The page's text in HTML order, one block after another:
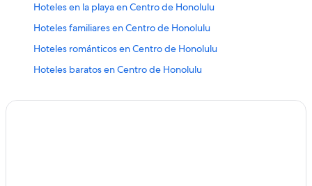
Hoteles en la playa en Centro de Honolulu
Hoteles familiares en Centro de Honolulu
Hoteles románticos en Centro de Honolulu
Hoteles baratos en Centro de Honolulu